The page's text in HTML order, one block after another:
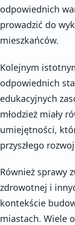
odpowiednich
prowadzić do
mieszkańców.
Kolejnym
odpowiednich
edukacyjnych
młodzież miały
umiejętności,
przyszłego
Również sprawy
zdrowotnej i
kontekście
miastach. Wiele